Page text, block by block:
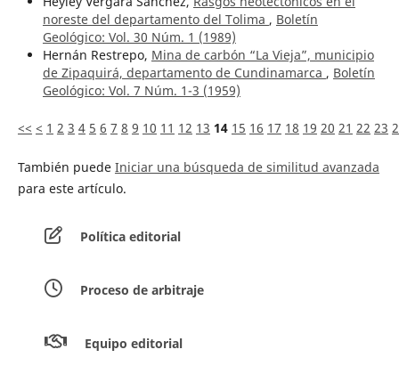
noreste del departamento del Tolima , Boletín
Geológico: Vol. 30 Núm. 1 (1989)
Hernán Restrepo, Mina de carbón “La Vieja”, municipio
de Zipaquirá, departamento de Cundinamarca , Boletín
Geológico: Vol. 7 Núm. 1-3 (1959)
<< < 1 2 3 4 5 6 7 8 9 10 11 12 13 14 15 16 17 18 19 20 21 22 23
También puede Iniciar una búsqueda de similitud avanzada
para este artículo.
Política editorial
Proceso de arbitraje
Equipo editorial